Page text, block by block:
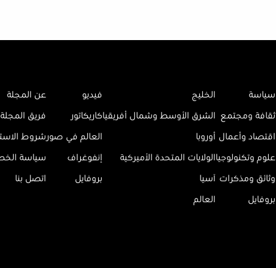
سياسة
ثقافة ومجتمع
اقتصاد وأعمال
علوم وتكنولوجيا
وثائق ومذكرات
بروفايل
الخليج
الشرق الأوسط وشمال أفريقيا
أوروبا
الولايات المتحدة الأميركية
آسيا
العالم
فيديو
كاريكاتور
العالم في صور
إنفوغراف
بروفايل
عن المجلة
فريق المجلة
شروط
سياسة
اتصل بنا